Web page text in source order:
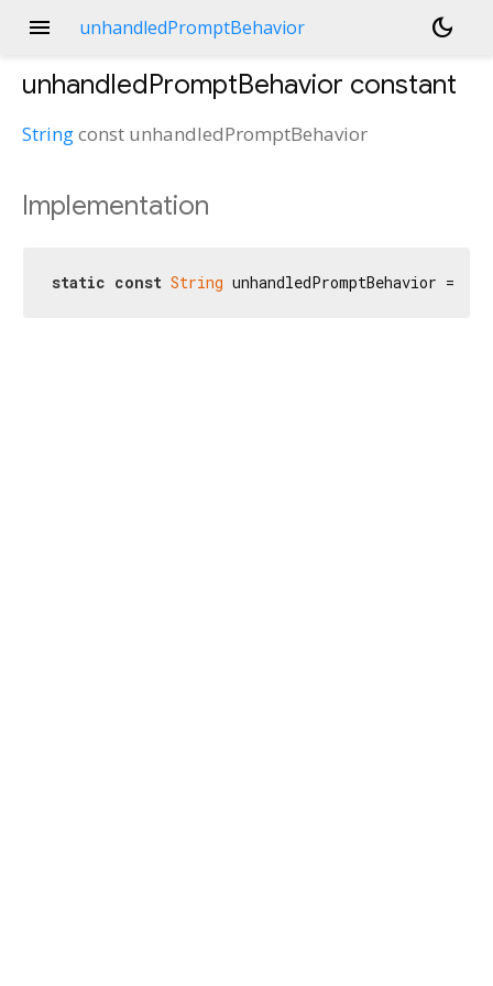
menu unhandledPromptBehavior dark_mode
unhandledPromptBehavior constant
Stringconst unhandledPromptBehavior
Implementation
static const String unhandledPromptBehavior =